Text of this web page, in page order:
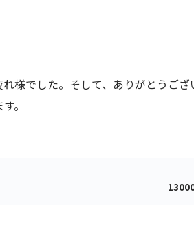
様でした。そして、ありがとうござ
。